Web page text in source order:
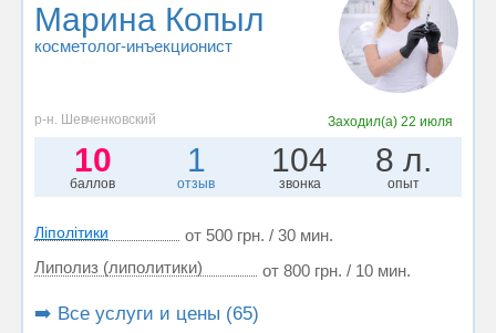
Марина Копыл
косметолог-инъекционист
р-н. Шевченковский Заходил(а)22 июля
10
баллов
1
отзыв
104
звонка
8 л.
опыт
Ліполітики
от 500 грн. / 30 мин.
Липолиз (липолитики)
от 800 грн. / 10 мин.
➡️ Все услуги и цены (65)